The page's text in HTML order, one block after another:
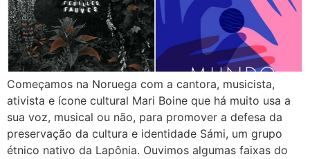
Começamos na Noruega com a cantora, musicista,
ativista e ícone cultural Mari Boine que há muito usa a
sua voz, musical ou não, para promover a defesa da
preservação da cultura e identidade Sámi, um grupo
étnico nativo da Lapônia. Ouvimos algumas faixas do